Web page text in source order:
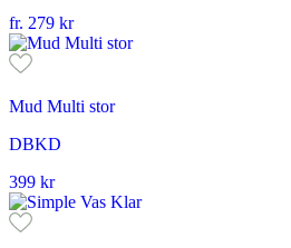
fr. 279 kr
Mud Multi stor
DBKD
399 kr